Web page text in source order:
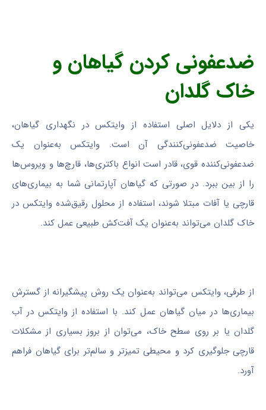
ضدعفونی کردن گیاهان و
خاک گلدان
یکی از دلایل اصلی استفاده از وایتکس در نگهداری گیاهان،
خاصیت ضدعفونی‌کنندگی آن است. وایتکس به‌عنوان یک
ضدعفونی‌کننده قوی، قادر است انواع باکتری‌ها، قارچ‌ها و ویروس‌ها
را از بین ببرد. در صورتی که گیاهان آپارتمانی شما به بیماری‌های
قارچی یا آفات مبتلا شوند، استفاده از محلول رقیق‌شده وایتکس در
خاک گلدان می‌تواند به‌عنوان یک آفت‌کش طبیعی عمل کند.
از طرفی، وایتکس می‌تواند به‌عنوان یک روش پیشگیرانه از گسترش
بیماری‌ها در میان گیاهان عمل کند. با استفاده از وایتکس در آب
گلدان یا بر روی سطح خاک، می‌توان از بروز بسیاری از مشکلات
قارچی جلوگیری کرد و محیطی تمیزتر و سالم‌تر برای گیاهان فراهم
آورد.